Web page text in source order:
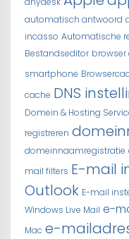
automatisch antwoord
incasso Automatische
Bestandseditor browser
smartphone
cache DNS
Domein & Hosting
registreren
domeinnaamregistratie
mail filters E-mail
Outlook E-mail
Windows Live Mail e-
Mac e-